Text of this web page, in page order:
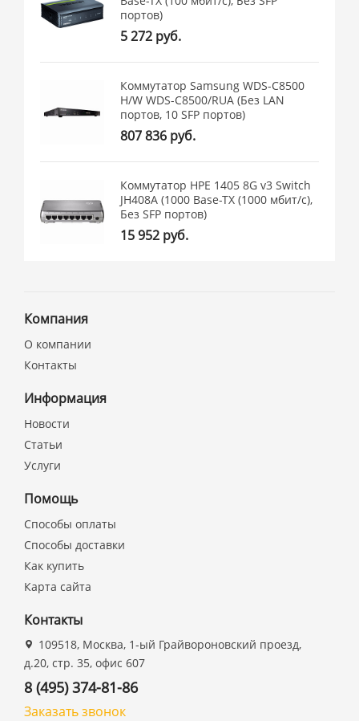
портов)
5 272 руб.
Коммутатор Samsung WDS-C8500
H/W WDS-C8500/RUA (Без LAN
портов, 10 SFP портов)
807 836 руб.
Коммутатор HPE 1405 8G v3 Switch
JH408A (1000 Base-TX (1000 мбит/с),
Без SFP портов)
15 952 руб.
Компания
О компании
Контакты
Информация
Новости
Статьи
Услуги
Помощь
Способы оплаты
Способы доставки
Как купить
Карта сайта
Контакты
109518, Москва, 1-ый Грайвороновский проезд,
д.20, стр. 35, офис 607
8 (495) 374-81-86
Заказать звонок